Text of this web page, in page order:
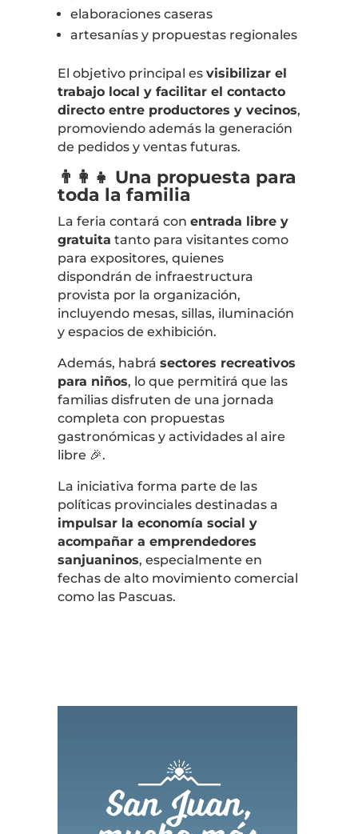
elaboraciones caseras
artesanías y propuestas regionales
El objetivo principal es visibilizar el
trabajo local y facilitar el contacto
directo entre productores y vecinos,
promoviendo además la generación
de pedidos y ventas futuras.
👨‍👩‍👧 Una propuesta para
toda la familia
La feria contará con entrada libre y
gratuita tanto para visitantes como
para expositores, quienes
dispondrán de infraestructura
provista por la organización,
incluyendo mesas, sillas, iluminación
y espacios de exhibición.
Además, habrá sectores recreativos
para niños, lo que permitirá que las
familias disfruten de una jornada
completa con propuestas
gastronómicas y actividades al aire
libre 🎉.
La iniciativa forma parte de las
políticas provinciales destinadas a
impulsar la economía social y
acompañar a emprendedores
sanjuaninos, especialmente en
fechas de alto movimiento comercial
como las Pascuas.